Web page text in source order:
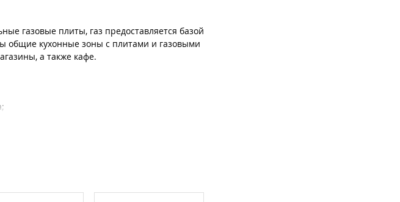
газовые плиты, газ предоставляется базой
общие кухонные зоны с плитами и газовыми
а также кафе.